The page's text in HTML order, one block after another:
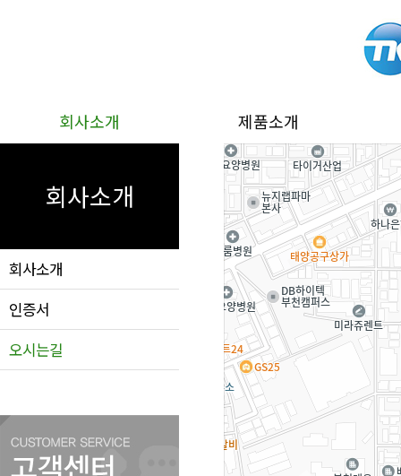
회사소개 제품소개
회사소개
회사소개
인증서
오시는길